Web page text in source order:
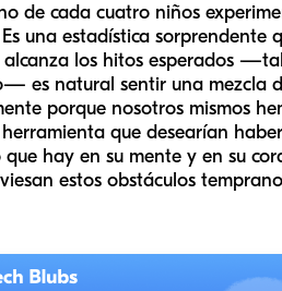
de cada cuatro niños
una estadística
los hitos esperados
es natural sentir una mezcla
porque nosotros mismos
que desearían
hay en su mente y en su
estos obstáculos